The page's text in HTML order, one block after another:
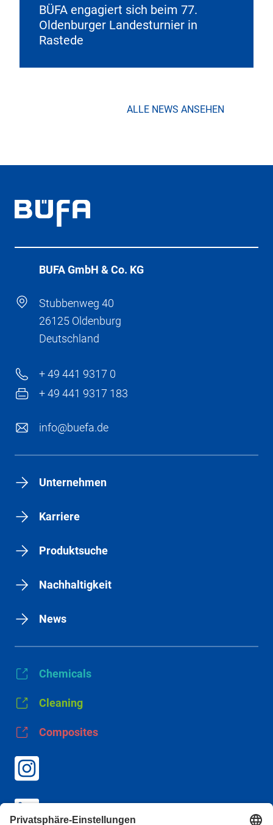
BÜFA engagiert sich beim 77.
Oldenburger Landesturnier in
Rastede
ALLE NEWS ANSEHEN
BÜFA GmbH & Co. KG
Stubbenweg 40
26125 Oldenburg
Deutschland
+ 49 441 9317 0
+ 49 441 9317 183
info@buefa.de
Unternehmen
Karriere
Produktsuche
Nachhaltigkeit
News
Chemicals
Cleaning
Composites